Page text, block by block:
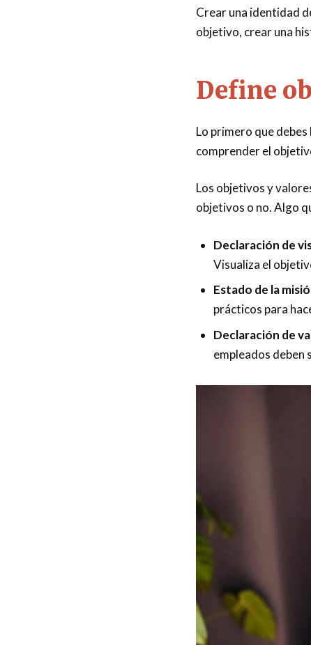
Crear una identidad
objetivo, crear una
Define
Lo primero que
comprender el
Los objetivos y
objetivos o no. Algo
Declaración de
Visualiza el
Estado de la
prácticos para
Declaración de
empleados deben